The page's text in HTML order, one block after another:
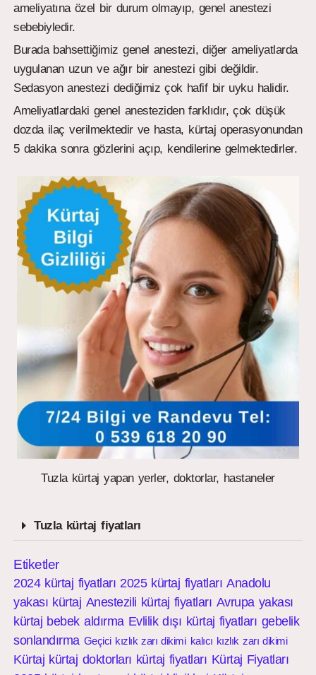
ameliyatına özel bir durum olmayıp, genel anestezi
sebebiyledir.
Burada bahsettiğimiz genel anestezi, diğer ameliyatlarda
uygulanan uzun ve ağır bir anestezi gibi değildir.
Sedasyon anestezi dediğimiz çok hafif bir uyku halidir.
Ameliyatlardaki genel anesteziden farklıdır, çok düşük
dozda ilaç verilmektedir ve hasta, kürtaj operasyonundan
5 dakika sonra gözlerini açıp, kendilerine gelmektedirler.
Tuzla kürtaj yapan yerler, doktorlar, hastaneler
Tuzla kürtaj fiyatları
Etiketler
2024 kürtaj fiyatları 2025 kürtaj fiyatları Anadolu
yakası kürtaj Anestezili kürtaj fiyatları Avrupa yakası
kürtaj bebek aldırma Evlilik dışı kürtaj fiyatları gebelik
sonlandırma Geçici kızlık zarı dikimi kalıcı kızlık zarı dikimi
Kürtaj kürtaj doktorları kürtaj fiyatları Kürtaj Fiyatları